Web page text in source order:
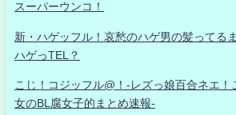
スーパーウンコ！
新・ハゲッフル！哀愁のハゲ男の髪ってる
ハゲっTEL？
こじ！コジッフル@！-レズっ娘百合ネエ！
女のBL腐女子的まとめ速報-